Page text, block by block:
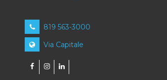
819 563-3000
Via Capitale